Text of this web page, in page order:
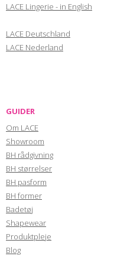
LACE Lingerie - in English
LACE Deutschland
LACE Nederland
GUIDER
Om LACE
Showroom
BH rådgivning
BH størrelser
BH pasform
BH former
Badetøj
Shapewear
Produktpleje
Blog